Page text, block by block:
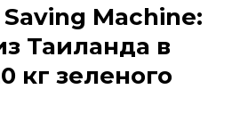
Machine:
Таиланда в
кг зеленого